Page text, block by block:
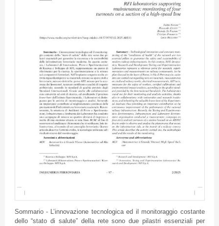
Sommario - L’innovazione tecnologica ed il monitoraggio costante
dello “stato di salute” della rete sono due pilastri essenziali per